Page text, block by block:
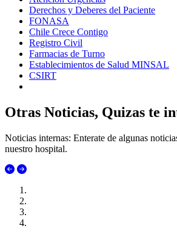
Derechos y Deberes del Paciente
FONASA
Chile Crece Contigo
Registro Civil
Farmacias de Turno
Establecimientos de Salud MINSAL
CSIRT
Otras Noticias, Quizas te
Noticias internas: Enterate de algunas
nuestro hospital.